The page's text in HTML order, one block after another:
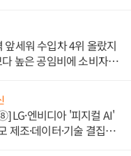
앞세워 수입차 4위 올랐지
높은 공임비에 소비자
LG·엔비디아 '피지컬 AI'
제조·데이터·기술 결집